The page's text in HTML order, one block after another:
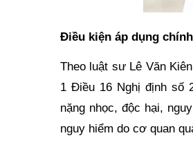
Điều kiện áp dụng
Theo luật sư Lê Văn
1 Điều 16 Nghị định số
nặng nhọc, độc hại,
nguy hiểm do cơ quan